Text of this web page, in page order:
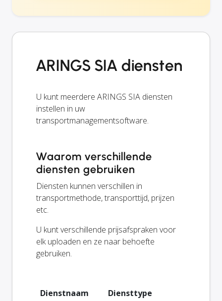
ARINGS SIA diensten
U kunt meerdere ARINGS SIA diensten
instellen in uw
transportmanagementsoftware.
Waarom verschillende
diensten gebruiken
Diensten kunnen verschillen in
transportmethode, transporttijd, prijzen
etc.
U kunt verschillende prijsafspraken voor
elk uploaden en ze naar behoefte
gebruiken.
Dienstnaam
Diensttype